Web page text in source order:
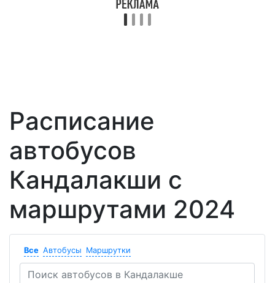
Расписание
автобусов
Кандалакши с
маршрутами 2024
Все Автобусы Маршрутки